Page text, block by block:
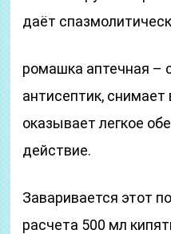
даёт
ромашка аптечная –
антисептик, снимает
оказывает легкое
действие.
Заваривается этот
расчета 500 мл